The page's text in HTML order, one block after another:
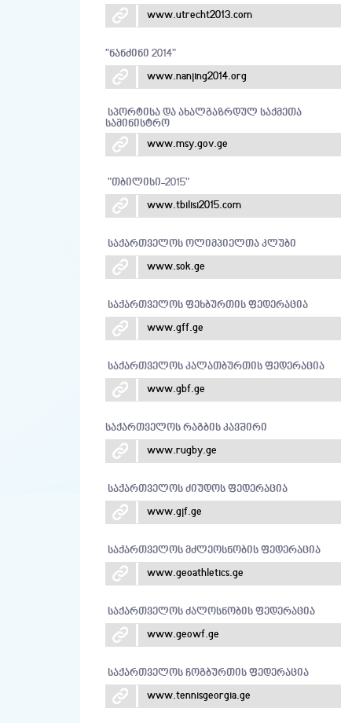
www.utrecht2013.com
"ნანძინი 2014"
www.nanjing2014.org
სპორტისა და ახალგაზრდულ საქმეთა
სამინისტრო
www.msy.gov.ge
"თბილისი-2015"
www.tbilisi2015.com
საქართველოს ოლიმპიელთა კლუბი
www.sok.ge
საქართველოს ფეხბურთის ფედერაცია
www.gff.ge
საქართველოს კალათბურთის ფედერაცია
www.gbf.ge
საქართველოს რაგბის კავშირი
www.rugby.ge
საქართველოს ძიუდოს ფედერაცია
www.gjf.ge
საქართველოს მძლეოსნობის ფედერაცია
www.geoathletics.ge
საქართველოს ძალოსნობის ფედერაცია
www.geowf.ge
საქართველოს ჩოგბურთის ფედერაცია
www.tennisgeorgia.ge